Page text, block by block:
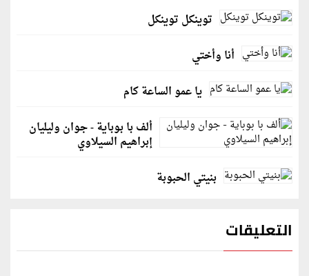
توينكل توينكل
أنا وأختي
يا عمو الساعة كام
ألف با بوباية - جوان وليليان
إبراهيم السيلاوي
بنيتي الحبوبة
التعليقات